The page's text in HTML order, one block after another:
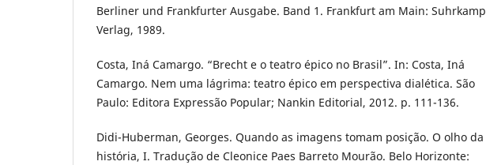
Berliner und Frankfurter Ausgabe. Band 1. Frankfurt am Main: Suhrkamp
Verlag, 1989.
Costa, Iná Camargo. “Brecht e o teatro épico no Brasil”. In: Costa, Iná
Camargo. Nem uma lágrima: teatro épico em perspectiva dialética. São
Paulo: Editora Expressão Popular; Nankin Editorial, 2012. p. 111-136.
Didi-Huberman, Georges. Quando as imagens tomam posição. O olho da
história, I. Tradução de Cleonice Paes Barreto Mourão. Belo Horizonte: